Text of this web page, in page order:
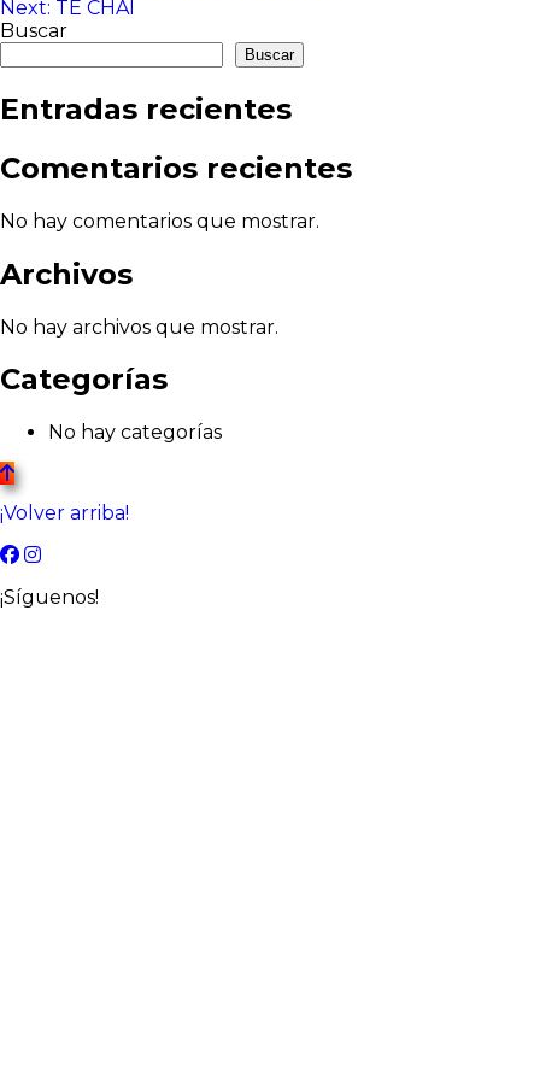
de
entradas
Next: TE CHAI
Buscar
Buscar
Entradas recientes
Comentarios recientes
No hay comentarios que mostrar.
Archivos
No hay archivos que mostrar.
Categorías
No hay categorías
¡Volver arriba!
¡Síguenos!